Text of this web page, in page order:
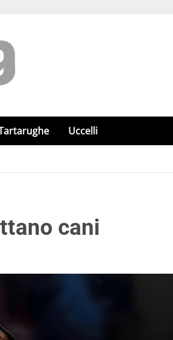
Uccelli
cani